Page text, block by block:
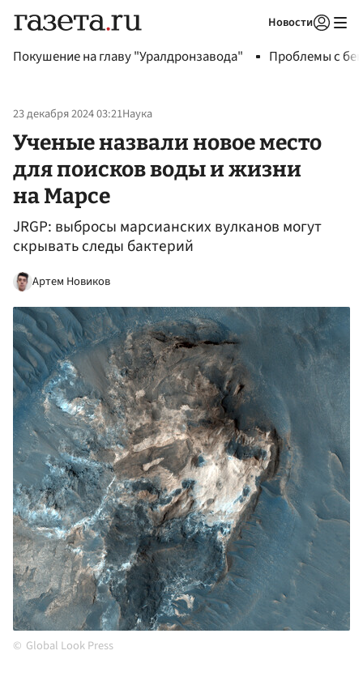
Новости
Покушение на главу "Уралдронзавода" Проблемы с
23 декабря 2024 03:21Наука
Ученые назвали новое место
для поисков воды и жизни
на Марсе
JRGP: выбросы марсианских вулканов могут
скрывать следы бактерий
Артем Новиков
Global Look Press